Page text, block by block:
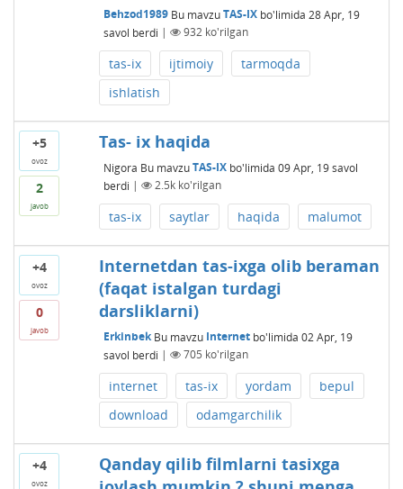
Behzod1989 Bu mavzuTAS-IXbo'limida 28 Apr, 19
savol berdi | 932ko'rilgan
tas-ix ijtimoiy
tarmoqda
ishlatish
+5
ovoz
2
javob
Tas- ix haqida
Nigora Bu mavzuTAS-IXbo'limida 09 Apr, 19 savol
berdi | 2.5kko'rilgan
tas-ix saytlar haqida malumot
+4
ovoz
0
javob
Internetdan tas-ixga olib beraman
(faqat istalgan turdagi
darsliklarni)
Erkinbek Bu mavzu Internetbo'limida 02 Apr, 19
savol berdi | 705 ko'rilgan
internet tas-ix yordam
bepul
download
odamgarchilik
+4
ovoz
Qanday qilib filmlarni tasixga